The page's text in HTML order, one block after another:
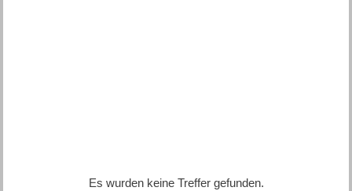
Es wurden keine Treffer gefunden.